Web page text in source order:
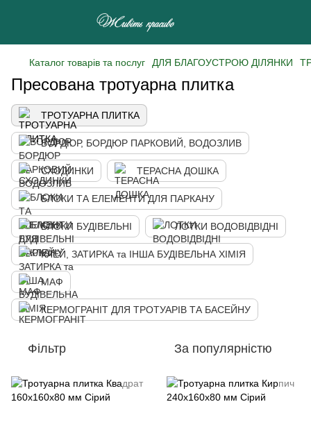
Каталог товарів та послуг ДЛЯ БЛАГОУСТРОЮ ДІЛЯНКИ
Пресована тротуарна плитка
ТРОТУАРНА ПЛИТКА
БОРДЮР, БОРДЮР ПАРКОВИЙ, ВОДОЗЛИВ
СХОДИНКИ ТЕРАСНА ДОШКА
БЛОКИ ТА ЕЛЕМЕНТИ ДЛЯ ПАРКАНУ
БЛОКИ БУДІВЕЛЬНІ ЛОТКИ ВОДОВІДВІДНІ
КЛЕЙ, ЗАТИРКА та ІНША БУДІВЕЛЬНА ХІМІЯ
МАФ
КЕРМОГРАНІТ ДЛЯ ТРОТУАРІВ ТА БАСЕЙНУ
Фільтр За популярністю